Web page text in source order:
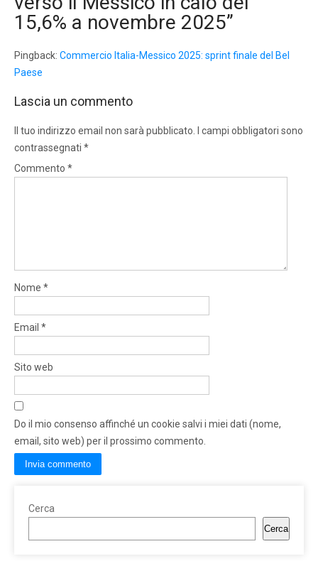
15,6% a novembre 2025”
Pingback: Commercio Italia-Messico 2025: sprint finale del Bel
Paese
Lascia un commento
Il tuo indirizzo email non sarà pubblicato.
I campi obbligatori sono
contrassegnati *
Commento *
Nome *
Email *
Sito web
Do il mio consenso affinché un cookie salvi i miei dati (nome,
email, sito web) per il prossimo commento.
Cerca
Cerca